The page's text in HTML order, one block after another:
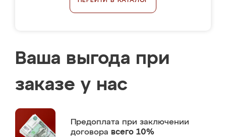
Ваша выгода при
заказе у нас
Предоплата при заключении
договора всего 10%